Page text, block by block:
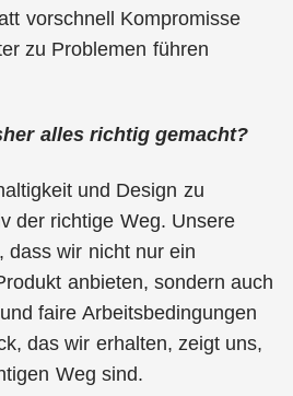
vorschnell Kompromisse
zu Problemen führen
alles richtig gemacht?
und Design zu
der richtige Weg. Unsere
dass wir nicht nur ein
anbieten, sondern auch
faire Arbeitsbedingungen
das wir erhalten, zeigt uns,
Weg sind.